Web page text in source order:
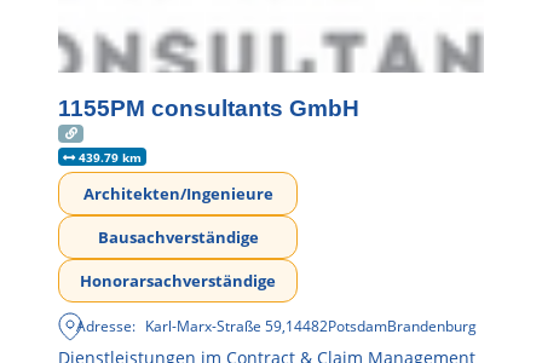
1155PM consultants GmbH
439.79 km
Architekten/Ingenieure
Bausachverständige
Honorarsachverständige
Adresse: Karl-Marx-Straße 59,14482PotsdamBrandenburg
Dienstleistungen im Contract & Claim Management